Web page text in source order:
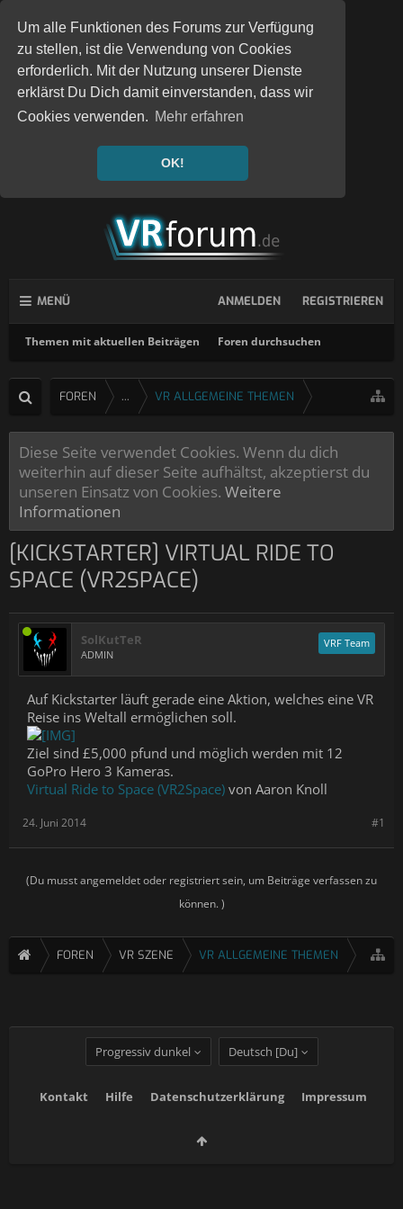
Um alle Funktionen des Forums zur Verfügung
zu stellen, ist die Verwendung von Cookies
erforderlich. Mit der Nutzung unserer Dienste
erklärst Du Dich damit einverstanden, dass wir
Cookies verwenden. Mehr erfahren
OK!
MENÜ
Themen mit aktuellen Beiträgen Foren durchsuchen
ANMELDEN REGISTRIEREN
FOREN ... VR ALLGEMEINE THEMEN
Diese Seite verwendet Cookies. Wenn du dich
weiterhin auf dieser Seite aufhältst, akzeptierst du
unseren Einsatz von Cookies. Weitere
Informationen
[KICKSTARTER] VIRTUAL RIDE TO
SPACE (VR2SPACE)
SolKutTeR
ADMIN
VRF Team
Auf Kickstarter läuft gerade eine Aktion, welches eine VR
Reise ins Weltall ermöglichen soll.
Ziel sind £5,000 pfund und möglich werden mit 12
GoPro Hero 3 Kameras.
Virtual Ride to Space (VR2Space) von Aaron Knoll
#1
24. Juni 2014
(Du musst angemeldet oder registriert sein, um Beiträge verfassen zu
können. )
FOREN VR SZENE VR ALLGEMEINE THEMEN
Progressiv dunkel Deutsch [Du]
Kontakt Hilfe Datenschutzerklärung Impressum